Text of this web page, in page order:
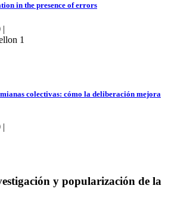
in the presence of errors
|
1
colectivas: cómo la deliberación mejora
|
y popularización de la